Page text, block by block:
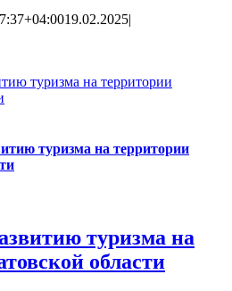
19.02.2025|
туризма на территории
туризма на территории
туризма на
области